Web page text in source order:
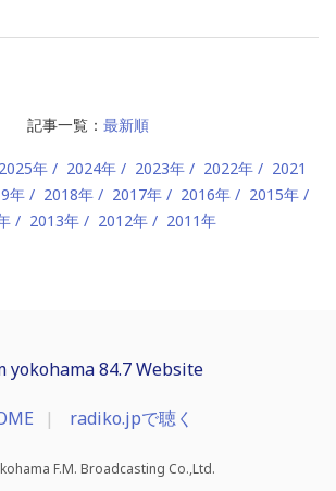
記事一覧： 最新順
2025年 2024年 2023年 2022年
2021
年 2018年 2017年 2016年
2015年
2013年 2012年 2011年
yokohama 84.7 Website
radiko.jpで聴く
F.M. Broadcasting Co.,Ltd.